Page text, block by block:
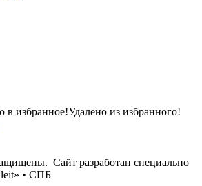
в избранное!Удалено из избранного!
Сайт разработан специально
• СПБ